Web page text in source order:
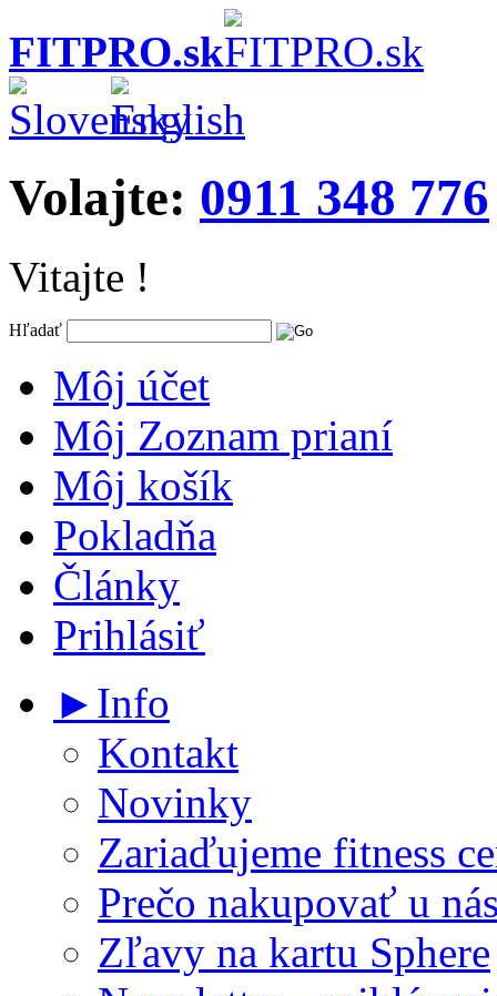
FITPRO.sk
Volajte: 0911 348 776
Vitajte !
Hľadať
Môj účet
Môj Zoznam prianí
Môj košík
Pokladňa
Články
Prihlásiť
►Info
Kontakt
Novinky
Zariaďujeme fitness
Prečo nakupovať u
Zľavy na kartu Sphere